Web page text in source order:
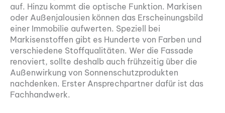
auf. Hinzu kommt die optische Funktion. Markisen
oder Außenjalousien können das Erscheinungsbild
einer Immobilie aufwerten. Speziell bei
Markisenstoffen gibt es Hunderte von Farben und
verschiedene Stoffqualitäten. Wer die Fassade
renoviert, sollte deshalb auch frühzeitig über die
Außenwirkung von Sonnenschutzprodukten
nachdenken. Erster Ansprechpartner dafür ist das
Fachhandwerk.